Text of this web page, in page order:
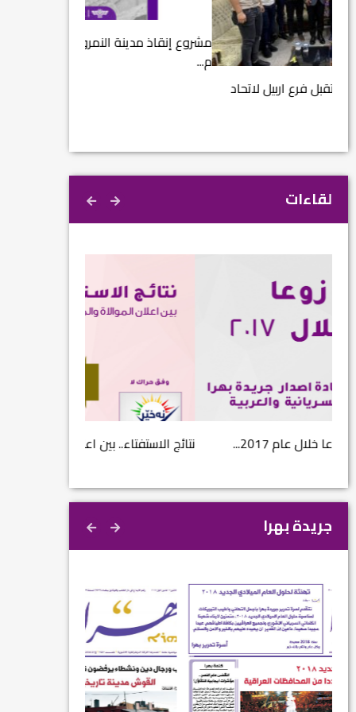
مشروع إنقاذ مدينة النمرود الأثرية.. زوعا أورغ في
م...
لقاءات
نتائج الاستفتاء.. بين اعلان الموالاة والمعارضة...
جريدة بهرا